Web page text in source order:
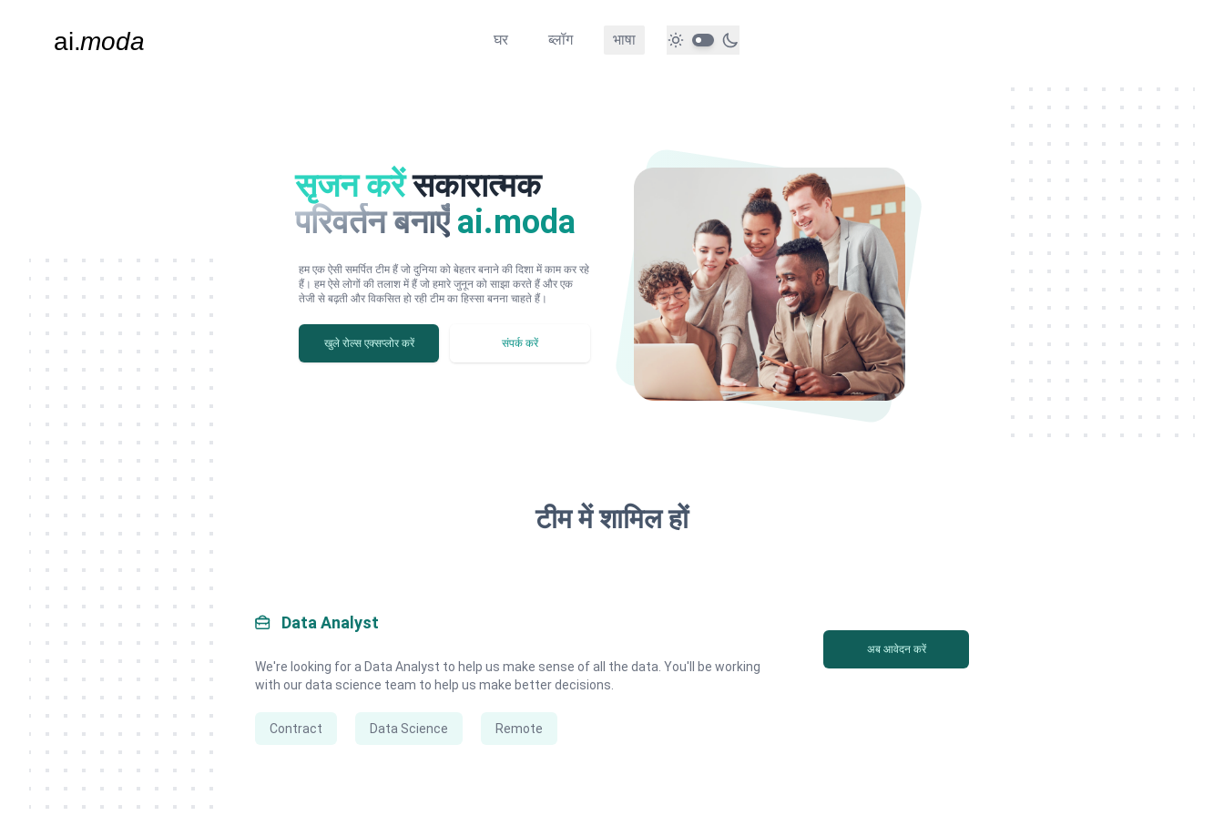
घर ब्लॉग भाषा
सृजन करेंसकारात्मक
परिवर्तन बनाएँ ai.moda
हम एक ऐसी समर्पित टीम हैं जो दुनिया को बेहतर बनाने की दिशा में काम कर रहे
हैं। हम ऐसे लोगों की तलाश में हैं जो हमारे जुनून को साझा करते हैं और एक
तेजी से बढ़ती और विकसित हो रही टीम का हिस्सा बनना चाहते हैं।
खुले रोल्स एक्सप्लोर करें संपर्क करें
टीम में शामिल हों
Data Analyst
We're looking for a Data Analyst to help us make sense of all the data. You'll be working
with our data science team to help us make better decisions.
Contract Data Science Remote
अब आवेदन करें